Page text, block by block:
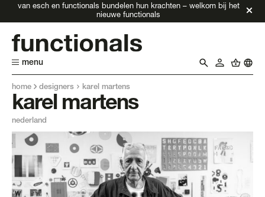
van esch en functionals bundelen hun krachten – welkom bij het
nieuwe functionals
menu
home designers karel martens
karel martens
nederland